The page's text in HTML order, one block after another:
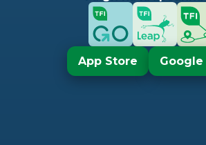
App Store Google